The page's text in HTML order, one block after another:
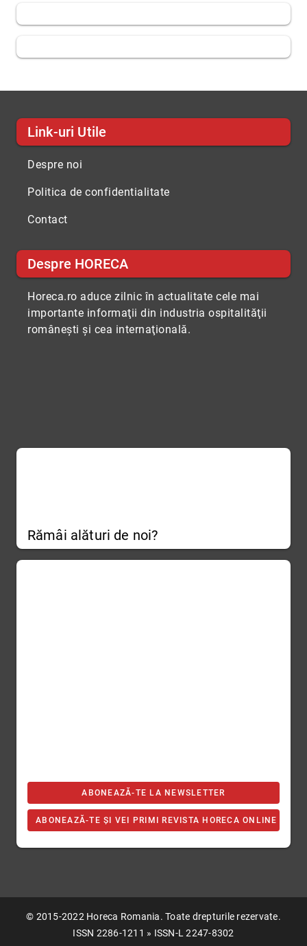
Link-uri Utile
Despre noi
Politica de confidentialitate
Contact
Despre HORECA
Horeca.ro aduce zilnic în actualitate cele mai
importante informaţii din industria ospitalităţii
româneşti şi cea internaţională.
Rămâi alături de noi?
ABONEAZĂ-TE LA NEWSLETTER
ABONEAZĂ-TE ȘI VEI PRIMI REVISTA HORECA ONLINE
© 2015-2022 Horeca Romania. Toate drepturile rezervate.
ISSN 2286-1211 » ISSN-L 2247-8302